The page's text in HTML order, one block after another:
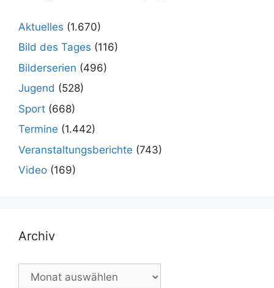
Aktuelles (1.670)
Bild des Tages (116)
Bilderserien (496)
Jugend (528)
Sport (668)
Termine (1.442)
Veranstaltungsberichte (743)
Video (169)
Archiv
Archiv